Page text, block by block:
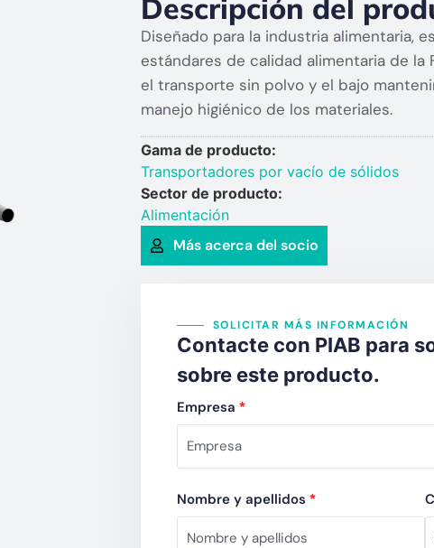
Descripción del
Diseñado para la industria alimentaria,
estándares de calidad alimentaria de la
el transporte sin polvo y el bajo
manejo higiénico de los materiales.
Gama de producto:
Transportadores por vacío de sólidos
Sector de producto:
Alimentación
Más acerca del socio
SOLICITAR MÁS INFORMACIÓN
Contacte con PIAB para
sobre este producto.
Empresa *
Nombre y apellidos *